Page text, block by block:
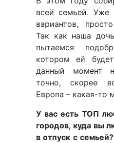
всей семьей. Уже
вариантов,
Так как наша
пытаемся
котором ей
данный момент
точно, скорее
Европа – какая-то
У вас есть ТОП
городов, куда вы
в отпуск с